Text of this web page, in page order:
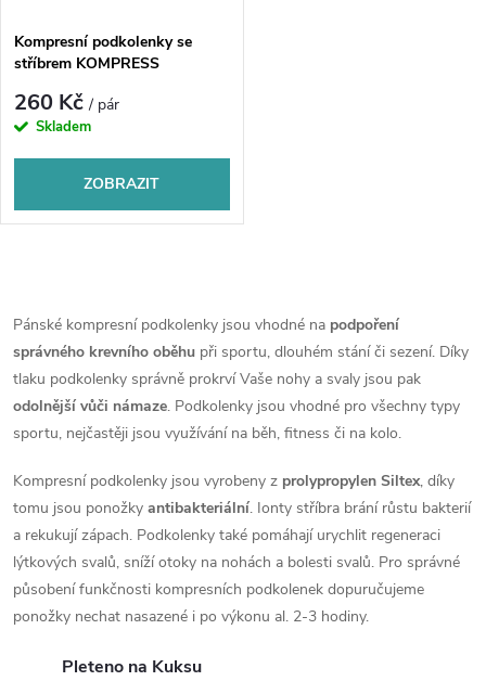
p
r
o
d
k
t
ů
s
p
r
u
k
t
ů
Kompresní podkolenky se
stříbrem KOMPRESS
260 Kč/ pár
Skladem
ZOBRAZIT
v
l
á
a
c
í
p
Pánské kompresní podkolenky jsou vhodné na podpoření
správného krevního oběhu při sportu, dlouhém stání či sezení. Díky
tlaku podkolenky správně prokrví Vaše nohy a svaly jsou pak
odolnější vůči námaze. Podkolenky jsou vhodné pro všechny typy
sportu, nejčastěji jsou využívání na běh, fitness či na kolo.
Kompresní podkolenky jsou vyrobeny z prolypropylen Siltex, díky
tomu jsou ponožky antibakteriální. Ionty stříbra brání růstu bakterií
a rekukují zápach. Podkolenky také pomáhají urychlit regeneraci
lýtkových svalů, sníží otoky na nohách a bolesti svalů. Pro správné
působení funkčnosti kompresních podkolenek dopuručujeme
ponožky nechat nasazené i po výkonu al. 2-3 hodiny.
Pleteno na Kuksu